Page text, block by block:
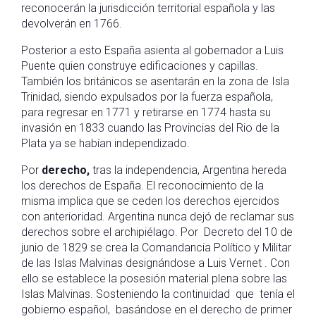
reconocerán la jurisdicción territorial española y las
devolverán en 1766.
Posterior a esto España asienta al gobernador a Luis
Puente quien construye edificaciones y capillas.
También los británicos se asentarán en la zona de Isla
Trinidad, siendo expulsados por la fuerza española,
para regresar en 1771 y retirarse en 1774 hasta su
invasión en 1833 cuando las Provincias del Rio de la
Plata ya se habían independizado.
Por derecho, tras la independencia, Argentina hereda
los derechos de España. El reconocimiento de la
misma implica que se ceden los derechos ejercidos
con anterioridad. Argentina nunca dejó de reclamar sus
derechos sobre el archipiélago. Por Decreto del 10 de
junio de 1829 se crea la Comandancia Político y Militar
de las Islas Malvinas designándose a Luis Vernet . Con
ello se establece la posesión material plena sobre las
Islas Malvinas. Sosteniendo la continuidad que tenía el
gobierno español, basándose en el derecho de primer